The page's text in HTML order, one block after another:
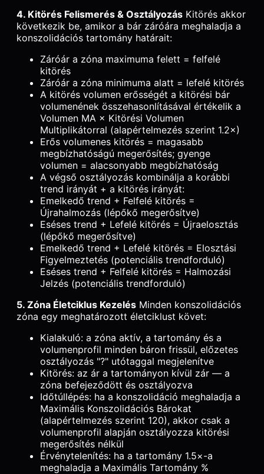
4. Kitörés Felismerés & Osztályozás Kitörés akkor
következik be, amikor a bár záróára meghaladja a
konszolidációs tartomány határait:
Záróár a zóna maximuma felett = felfelé
kitörés
Záróár a zóna minimuma alatt = lefelé kitörés
A kitörés volumen erősségét a kitörési bár
volumenének összehasonlításával értékelik a
Volumen MA × Kitörési Volumen
Multiplikátorral (alapértelmezés szerint 1.2×)
Erős volumenes kitörés = magasabb
megbízhatóságú megerősítés; gyenge
volumen = alacsonyabb megbízhatóság
A végső osztályozás kombinálja a korábbi
trend irányát + a kitörés irányát:
Emelkedő trend + Felfelé kitörés =
Újrahalmozás (lépőkő megerősítve)
Eséses trend + Lefelé kitörés = Újraelosztás
(lépőkő megerősítve)
Emelkedő trend + Lefelé kitörés = Elosztási
Figyelmeztetés (potenciális trendforduló)
Eséses trend + Felfelé kitörés = Halmozási
Jelzés (potenciális trendforduló)
5. Zóna Életciklus Kezelés Minden konszolidációs
zóna egy meghatározott életciklust követ:
Kialakuló: a zóna aktív, a tartomány és a
volumenprofil minden báron frissül, előzetes
osztályozás "?" utótaggal megjelenítve
Kitörés: az ár a tartományon kívül zár — a
zóna befejeződött és osztályozva
Időtúllépés: ha a konszolidáció meghaladja a
Maximális Konszolidációs Bárokat
(alapértelmezés szerint 120), akkor csak a
volumenprofil alapján osztályozza kitörési
megerősítés nélkül
Érvénytelenítés: ha a tartomány 1.5×-a
meghaladja a Maximális Tartomány %